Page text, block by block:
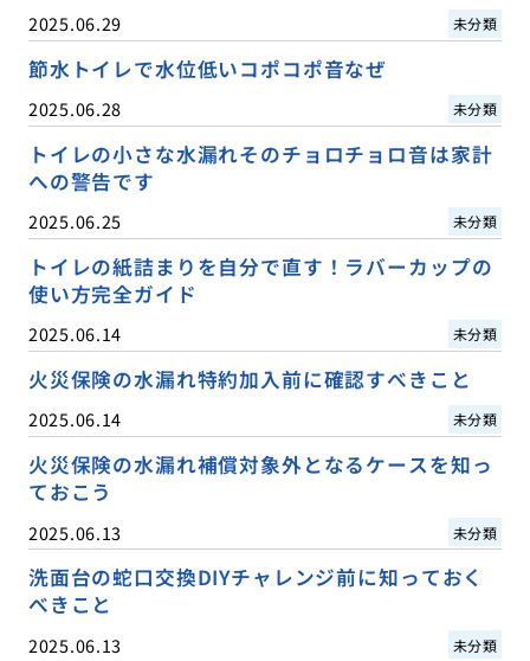
2025.06.29 未分類
節水トイレで水位低いコポコポ音なぜ
2025.06.28 未分類
トイレの小さな水漏れそのチョロチョロ音は家計
への警告です
2025.06.25 未分類
トイレの紙詰まりを自分で直す！ラバーカップの
使い方完全ガイド
2025.06.14 未分類
火災保険の水漏れ特約加入前に確認すべきこと
2025.06.14 未分類
火災保険の水漏れ補償対象外となるケースを知っ
ておこう
2025.06.13 未分類
洗面台の蛇口交換DIYチャレンジ前に知っておく
べきこと
2025.06.13 未分類